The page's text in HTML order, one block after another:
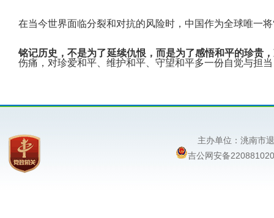
在当今世界面临分裂和对抗的风险时，中国作为全球唯一
铭记历史，不是为了延续仇恨，而是为了感悟和平的珍贵
伤痛，对珍爱和平、维护和平、守望和平多一份自觉与担
主办单位：洮南
吉公网安备